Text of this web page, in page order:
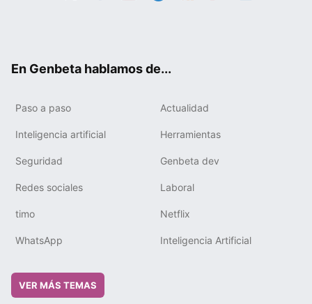
En Genbeta hablamos de...
Paso a paso Actualidad
Inteligencia artificial Herramientas
Seguridad Genbeta dev
Redes sociales Laboral
timo Netflix
WhatsApp Inteligencia Artificial
VER MÁS TEMAS